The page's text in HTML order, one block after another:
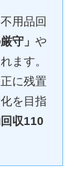
用品回
守」や
ます。
に残置
を目指
収110